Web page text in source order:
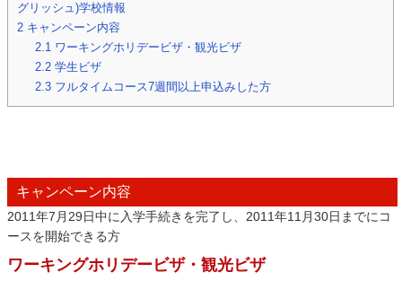
グリッシュ)学校情報
2 キャンペーン内容
2.1 ワーキングホリデービザ・観光ビザ
2.2 学生ビザ
2.3 フルタイムコース7週間以上申込みした方
キャンペーン内容
2011年7月29日中に入学手続きを完了し、2011年11月30日までにコ
ースを開始できる方
ワーキングホリデービザ・観光ビザ